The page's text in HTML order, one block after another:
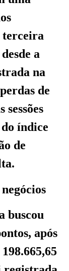
terceira
a
na
de
sessões
índice
de
buscou
após